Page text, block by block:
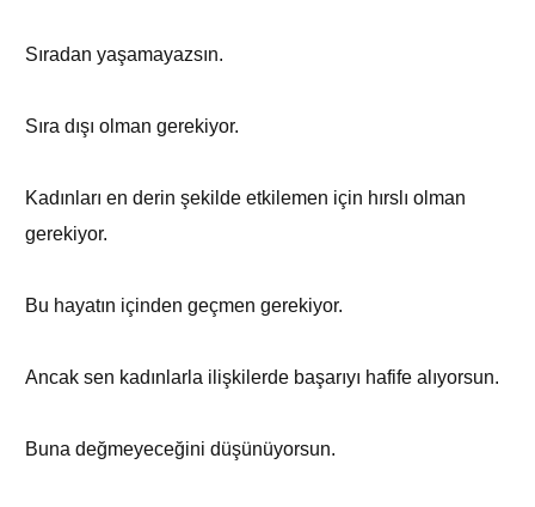
Sıradan yaşamayazsın.
Sıra dışı olman gerekiyor.
Kadınları en derin şekilde etkilemen için hırslı olman
gerekiyor.
Bu hayatın içinden geçmen gerekiyor.
Ancak sen kadınlarla ilişkilerde başarıyı hafife alıyorsun.
Buna değmeyeceğini düşünüyorsun.